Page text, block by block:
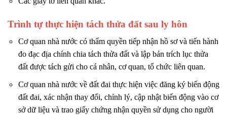
Trình tự thực hiện tách thửa đất sau ly hôn
Cơ quan nhà nước có thẩm quyền tiếp nhận hồ sơ và tiến hành
đo đạc địa chính chia tách thửa đất và lập bản trích lục thửa
đất được tách gửi cho cá nhân, cơ quan, tổ chức liên quan.
Cơ quan nhà nước về đất đai thực hiện việc đăng ký biến động
đất đai, xác nhận thay đổi, chỉnh lý, cập nhật biến động vào cơ
sở dữ liệu và trao giấy chứng nhận quyền sử dụng cho người